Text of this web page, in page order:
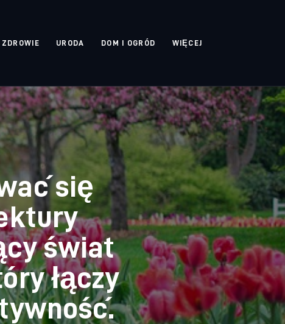
ZDROWIE URODA DOM I OGRÓD WIĘCEJ
się
świat
łączy